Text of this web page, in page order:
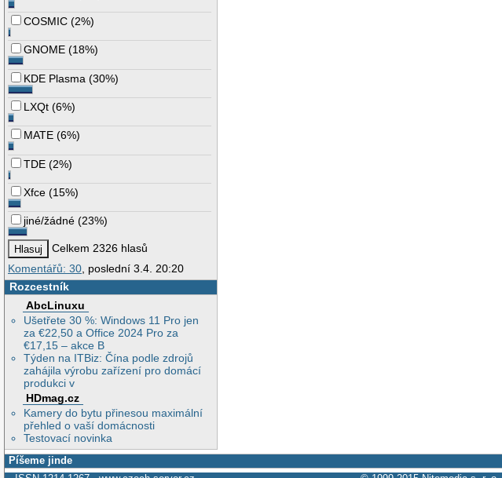
COSMIC (2%)
GNOME (18%)
KDE Plasma (30%)
LXQt (6%)
MATE (6%)
TDE (2%)
Xfce (15%)
jiné/žádné (23%)
Celkem 2326 hlasů
Komentářů: 30 , poslední 3.4. 20:20
Rozcestník
AbcLinuxu
Ušetřete 30 %: Windows 11 Pro jen
za €22,50 a Office 2024 Pro za
€17,15 – akce B
Týden na ITBiz: Čína podle zdrojů
zahájila výrobu zařízení pro domácí
produkci v
HDmag.cz
Kamery do bytu přinesou maximální
přehled o vaší domácnosti
Testovací novinka
Píšeme jinde